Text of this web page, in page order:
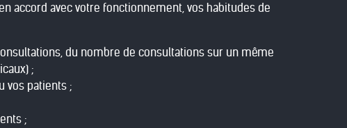
accord avec votre fonctionnement, vos habitudes de
du nombre de consultations sur un même
;
vos patients ;
;